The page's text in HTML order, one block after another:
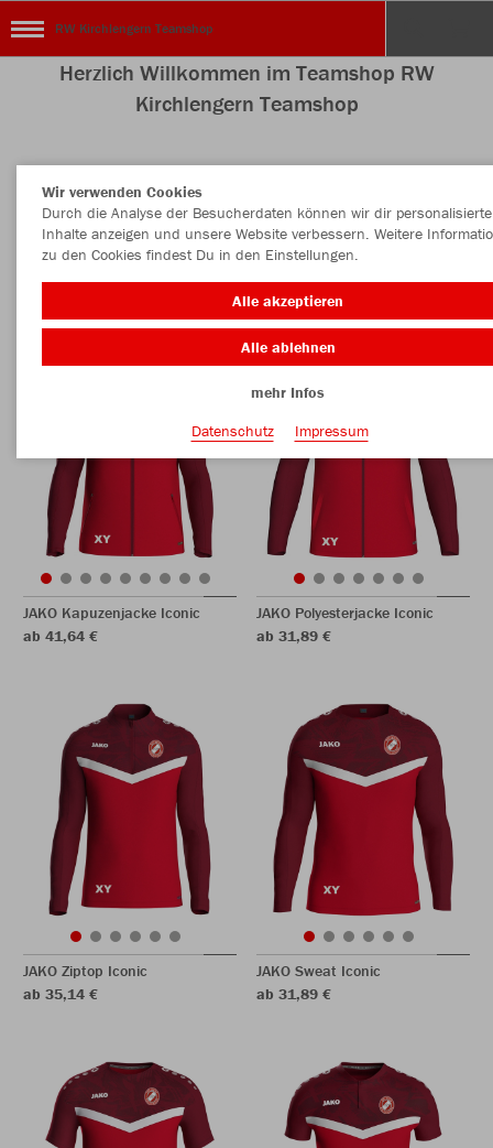
RW Kirchlengern Teamshop
Herzlich Willkommen im Teamshop RW
Kirchlengern Teamshop
Nachhaltig Farbe
JAKO Kapuzenjacke Iconic
ab 41,64 €
JAKO Polyesterjacke Iconic
ab 31,89 €
JAKO Ziptop Iconic
ab 35,14 €
JAKO Sweat Iconic
ab 31,89 €
Wir verwenden Cookies
Durch die Analyse der Besucherdaten können wir dir personalisierte
Inhalte anzeigen und unsere Website verbessern. Weitere
zu den Cookies findest Du in den Einstellungen.
Alle akzeptieren
Alle ablehnen
mehr Infos
Datenschutz
Impressum